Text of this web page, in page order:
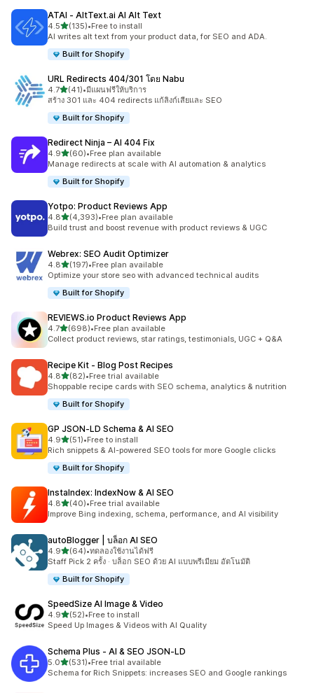
ATAI ‑ AltText.ai AI Alt Text
4.5เต็ม 5 ดาว
(135)
ทั้งหมด 135 รีวิว
•Free to install
AI writes alt text from your product data, for SEO and ADA.
Built for Shopify
URL Redirects 404/301 โดย Nabu
4.7เต็ม 5 ดาว
(41)
ทั้งหมด 41 รีวิว
•มีแผนฟรีให้บริการ
สร้าง 301 และ 404 redirects แก้ลิงก์เสียและ SEO
Built for Shopify
Redirect Ninja – AI 404 Fix
4.9เต็ม 5 ดาว
(60)
ทั้งหมด 60 รีวิว
•Free plan available
Manage redirects at scale with AI automation & analytics
Built for Shopify
Yotpo: Product Reviews App
4.8เต็ม 5 ดาว
(4,393)
ทั้งหมด 4393 รีวิว
•Free plan available
Build trust and boost revenue with product reviews & UGC
Webrex: SEO Audit Optimizer
4.8เต็ม 5 ดาว
(197)
ทั้งหมด 197 รีวิว
•Free plan available
Optimize your store seo with advanced technical audits
Built for Shopify
REVIEWS.io Product Reviews App
4.7เต็ม 5 ดาว
(698)
ทั้งหมด 698 รีวิว
•Free plan available
Collect product reviews, star ratings, testimonials, UGC + Q&A
Recipe Kit ‑ Blog Post Recipes
4.8เต็ม 5 ดาว
(82)
ทั้งหมด 82 รีวิว
•Free trial available
Shoppable recipe cards with SEO schema, analytics & nutrition
Built for Shopify
GP JSON‑LD Schema & AI SEO
4.9เต็ม 5 ดาว
(51)
ทั้งหมด 51 รีวิว
•Free to install
Rich snippets & AI-powered SEO tools for more Google clicks
Built for Shopify
InstaIndex: IndexNow & AI SEO
4.8เต็ม 5 ดาว
(40)
ทั้งหมด 40 รีวิว
•Free trial available
Improve Bing indexing, schema, performance, and AI visibility
autoBlogger | บล็อก AI SEO
4.9เต็ม 5 ดาว
(64)
ทั้งหมด 64 รีวิว
•ทดลองใช้งานได้ฟรี
Staff Pick 2 ครั้ง · บล็อก SEO ด้วย AI แบบพรีเมียม อัตโนมัติ
Built for Shopify
SpeedSize AI Image & Video
4.9เต็ม 5 ดาว
(52)
ทั้งหมด 52 รีวิว
•Free to install
Speed Up Images & Videos with AI Quality
Schema Plus ‑ AI & SEO JSON‑LD
5.0เต็ม 5 ดาว
(531)
ทั้งหมด 531 รีวิว
•Free trial available
Schema for Rich Snippets: increases SEO and Google rankings